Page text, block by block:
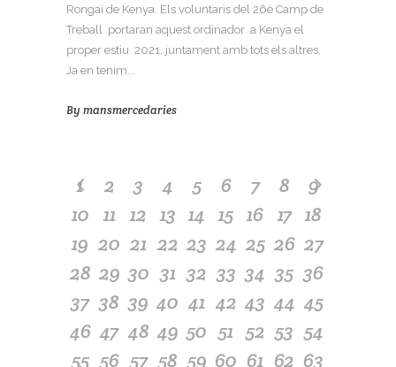
Rongai de Kenya. Els voluntaris del 26è Camp de
Treball portaran aquest ordinador a Kenya el
proper estiu 2021, juntament amb tots els altres.
Ja en tenim...
By mansmercedaries
1 2 3 4 5 6 7 8
9
10 11 12 13 14 15 16 17 18
19 20 21 22 23 24 25 26 27
28 29 30 31 32 33 34 35 36
37 38 39 40 41 42 43 44 45
46 47 48 49 50 51 52 53 54
55 56 57 58 59 60 61 62 63